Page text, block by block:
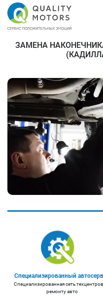
ЗАМЕНА
Специализированный
Специализированная сеть
ремонту авто